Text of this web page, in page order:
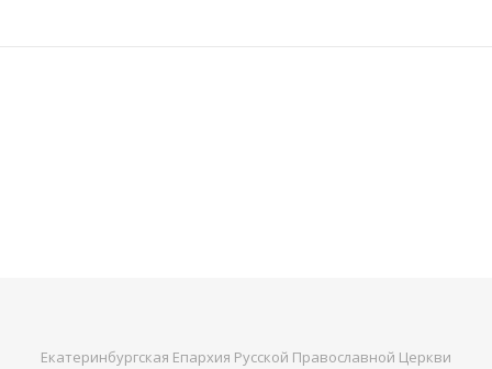
Екатеринбургская Епархия Русской Православной Церкви